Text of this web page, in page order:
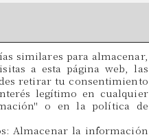
similares para almacenar,
a esta página web, las
retirar tu consentimiento
legítimo en cualquier
o en la política de
Almacenar la información